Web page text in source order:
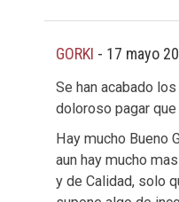
GORKI - 17 mayo
Se han acabado
doloroso pagar que
Hay mucho Bueno
aun hay mucho
y de Calidad, solo